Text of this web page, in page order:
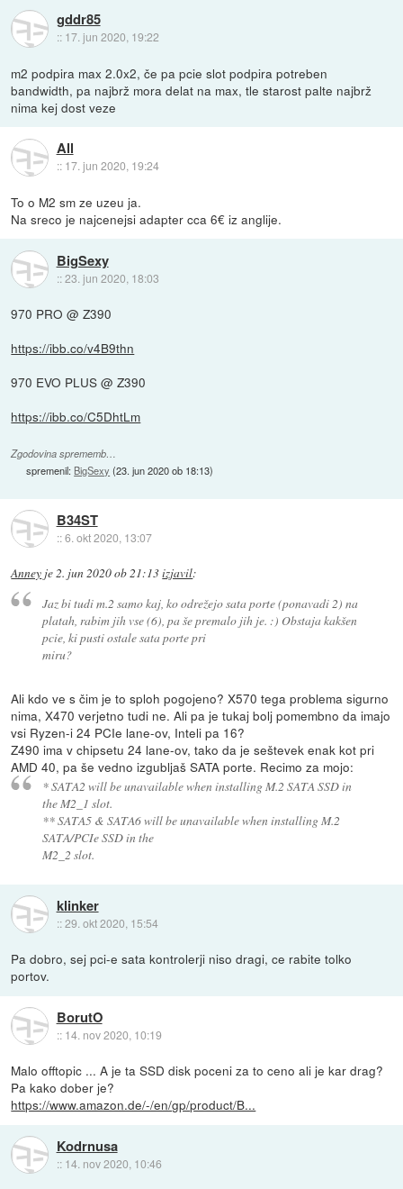
gddr85
:: 17. jun 2020, 19:22
m2 podpira max 2.0x2, če pa pcie slot podpira potreben
bandwidth, pa najbrž mora delat na max, tle starost palte najbrž
nima kej dost veze
All
:: 17. jun 2020, 19:24
To o M2 sm ze uzeu ja.
Na sreco je najcenejsi adapter cca 6€ iz anglije.
BigSexy
::23. jun 2020, 18:03
970 PRO @ Z390
https://ibb.co/v4B9thn
970 EVO PLUS @ Z390
https://ibb.co/C5DhtLm
Zgodovina sprememb…
spremenil: BigSexy (23. jun 2020 ob 18:13)
B34ST
::6. okt 2020, 13:07
Anney je2. jun 2020 ob 21:13izjavil:
Jaz bi tudi m.2 samo kaj, ko odrežejo sata porte (ponavadi 2) na
platah, rabim jih vse (6), pa še premalo jih je. :) Obstaja kakšen
pcie, ki pusti ostale sata porte pri
miru?
Ali kdo ve s čim je to sploh pogojeno? X570 tega problema sigurno
nima, X470 verjetno tudi ne. Ali pa je tukaj bolj pomembno da imajo
vsi Ryzen-i 24 PCIe lane-ov, Inteli pa 16?
Z490 ima v chipsetu 24 lane-ov, tako da je seštevek enak kot pri
AMD 40, pa še vedno izgubljaš SATA porte. Recimo za mojo:
* SATA2 will be unavailable when installing M.2 SATA SSD in
the M2_1 slot.
** SATA5 & SATA6 will be unavailable when installing M.2
SATA/PCIe SSD in the
M2_2 slot.
klinker
::29. okt 2020, 15:54
Pa dobro, sej pci-e sata kontrolerji niso dragi, ce rabite tolko
portov.
BorutO
:: 14. nov 2020, 10:19
Malo offtopic ... A je ta SSD disk poceni za to ceno ali je kar drag?
Pa kako dober je?
https://www.amazon.de/-/en/gp/product/B...
Kodrnusa
:: 14. nov 2020, 10:46